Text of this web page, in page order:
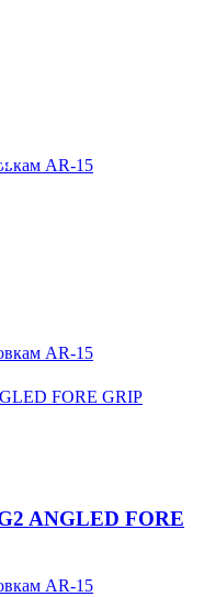
AR-15
AR-15
ANGLED FORE
AR-15